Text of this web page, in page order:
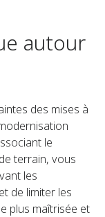
autour
des mises à
le
terrain, vous
les
de limiter les
plus maîtrisée et